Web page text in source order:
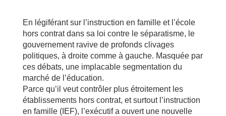
En légiférant sur l’instruction en famille et l’école
hors contrat dans sa loi contre le séparatisme, le
gouvernement ravive de profonds clivages
politiques, à droite comme à gauche. Masquée par
ces débats, une implacable segmentation du
marché de l’éducation.
Parce qu’il veut contrôler plus étroitement les
établissements hors contrat, et surtout l’instruction
en famille (IEF), l’exécutif a ouvert une nouvelle